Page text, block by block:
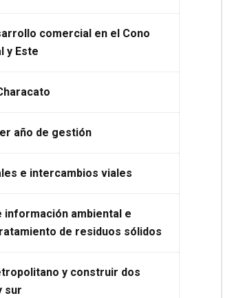
comercial en el Cono
y Este
año de gestión
e intercambios viales
información ambiental e
de residuos sólidos
y construir dos
sur